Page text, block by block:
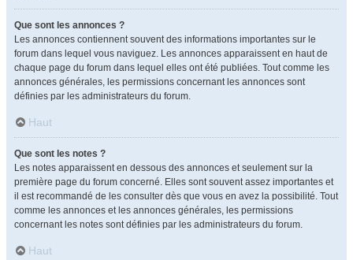
Que sont les annonces ?
Les annonces contiennent souvent des informations importantes sur le
forum dans lequel vous naviguez. Les annonces apparaissent en haut de
chaque page du forum dans lequel elles ont été publiées. Tout comme les
annonces générales, les permissions concernant les annonces sont
définies par les administrateurs du forum.
Haut
Que sont les notes ?
Les notes apparaissent en dessous des annonces et seulement sur la
première page du forum concerné. Elles sont souvent assez importantes et
il est recommandé de les consulter dès que vous en avez la possibilité. Tout
comme les annonces et les annonces générales, les permissions
concernant les notes sont définies par les administrateurs du forum.
Haut